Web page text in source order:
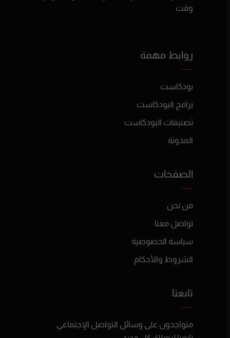
وقت
روابط مهمة
بودكاست
برامج البودكاست
تصنيفات البودكاست
المدونة
الصفحات
من نحن
تواصل معنا
سياسة الخصوصية
الشروط والأحكام
تابعنا
متواجدون على وسائل التواصل الإجتماعي